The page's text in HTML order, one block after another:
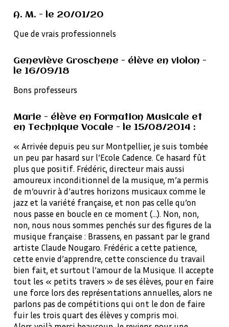
A. M. - le 20/01/20
Que de vrais professionnels
Geneviève Groschene - élève en violon -
le 16/09/18
Bons professeurs
Marie - élève en Formation Musicale et
en Technique Vocale - le 15/08/2014 :
« Arrivée depuis peu sur Montpellier, je suis tombée
un peu par hasard sur l’Ecole Cadence. Ce hasard fût
plus que positif. Frédéric, directeur mais aussi
amoureux inconditionnel de la musique, m’a permis
de m’ouvrir à d’autres horizons musicaux comme le
jazz et la variété française, et non pas celle qu’on
nous passe en boucle en ce moment (...). Non, non,
non, nous nous sommes penchés sur des figures de la
musique française : Brassens, en passant par le grand
artiste Claude Nougaro. Frédéric a cette patience,
cette envie d’apprendre, cette conscience du travail
bien fait, et surtout l’amour de la Musique. Il accepte
tout les « petits travers » de ses élèves, pour en faire
une force lors des représentations annuelles, alors ne
parlons pas de compétitions qui ont le don de faire
fuir les trois quart des élèves y compris moi.